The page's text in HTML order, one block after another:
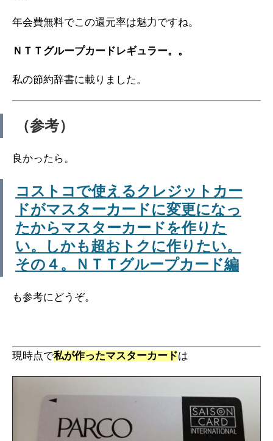
年会費無料でこの還元率は魅力ですね。
ＮＴＴグループカードレギュラー。。
私の節約辞書に載りました。
（参考）
良かったら。
コストコで使えるクレジットカー
ドがマスターカードに変更になっ
たからマスターカードを作りた
い。しかも超おトクに作りたい。
その４。ＮＴＴグループカード編
も参考にどうぞ。
現時点で私が作ったマスターカードは